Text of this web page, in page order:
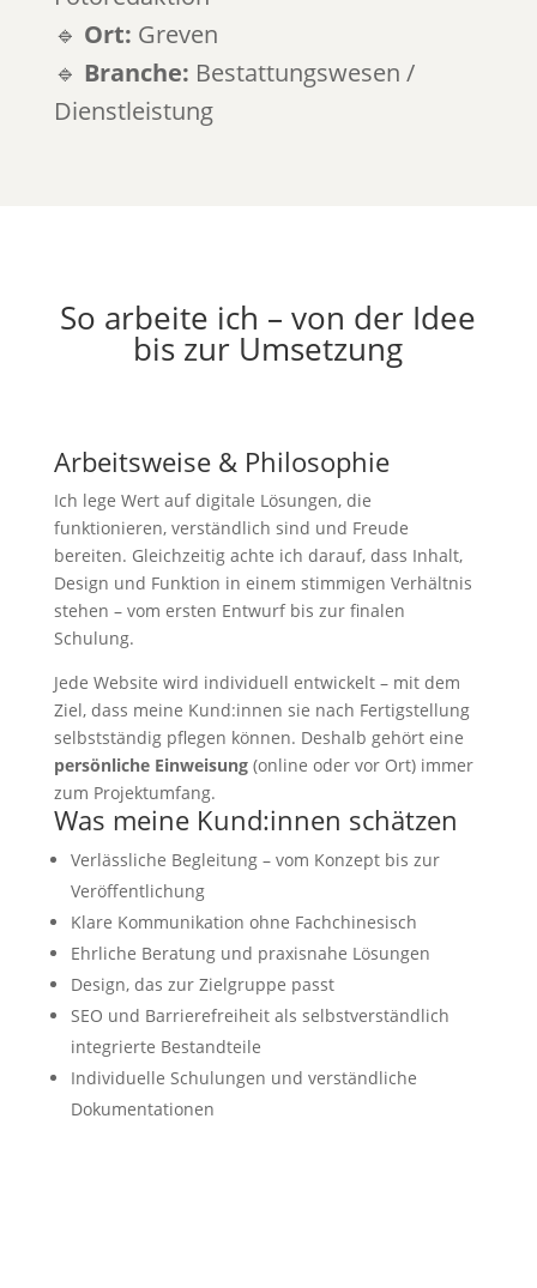
🔹 Ort: Greven
🔹 Branche: Bestattungswesen /
Dienstleistung
So arbeite ich – von der Idee
bis zur Umsetzung
Arbeitsweise & Philosophie
Ich lege Wert auf digitale Lösungen, die
funktionieren, verständlich sind und Freude
bereiten. Gleichzeitig achte ich darauf, dass Inhalt,
Design und Funktion in einem stimmigen Verhältnis
stehen – vom ersten Entwurf bis zur finalen
Schulung.
Jede Website wird individuell entwickelt – mit dem
Ziel, dass meine Kund:innen sie nach Fertigstellung
selbstständig pflegen können. Deshalb gehört eine
persönliche Einweisung(online oder vor Ort) immer
zum Projektumfang.
Was meine Kund:innen schätzen
Verlässliche Begleitung – vom Konzept bis zur
Veröffentlichung
Klare Kommunikation ohne Fachchinesisch
Ehrliche Beratung und praxisnahe Lösungen
Design, das zur Zielgruppe passt
SEO und Barrierefreiheit als selbstverständlich
integrierte Bestandteile
Individuelle Schulungen und verständliche
Dokumentationen